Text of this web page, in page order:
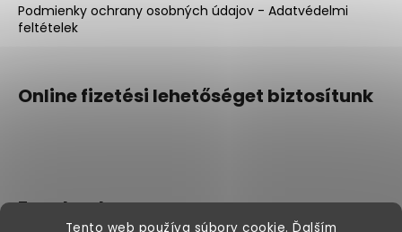
Tento web používa súbory cookie. Ďalším
Podmienky ochrany osobných údajov - Adatvédelmi
feltételek
Online fizetési lehetőséget biztosítunk
Facebook